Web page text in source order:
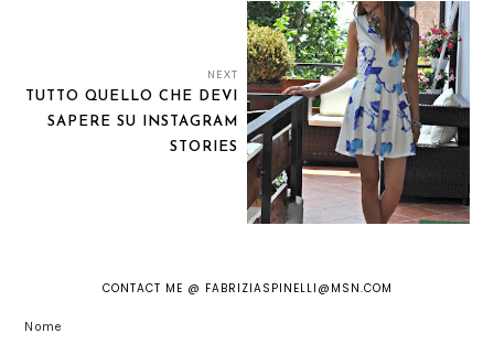
NEXT
TUTTO QUELLO CHE DEVI
SAPERE SU INSTAGRAM
STORIES
CONTACT ME @ FABRIZIASPINELLI@MSN.COM
Nome